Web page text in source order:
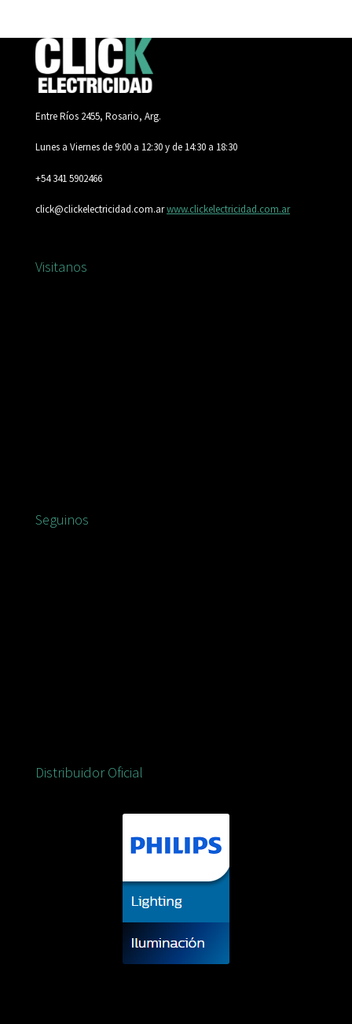
Entre Ríos 2455, Rosario, Arg.
Lunes a Viernes de 9:00 a 12:30 y de 14:30 a 18:30
+54 341 5902466
click@clickelectricidad.com.arwww.clickelectricidad.com.ar
Visitanos
Seguinos
Distribuidor Oficial